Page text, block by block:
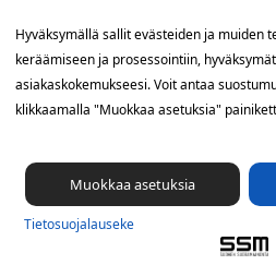
Hyväksymällä sallit evästeiden ja muiden
keräämiseen ja prosessointiin,
asiakaskokemukseesi. Voit antaa
klikkaamalla "Muokkaa asetuksia"
Tietosuoja­lauseke
Muokkaa asetuksia